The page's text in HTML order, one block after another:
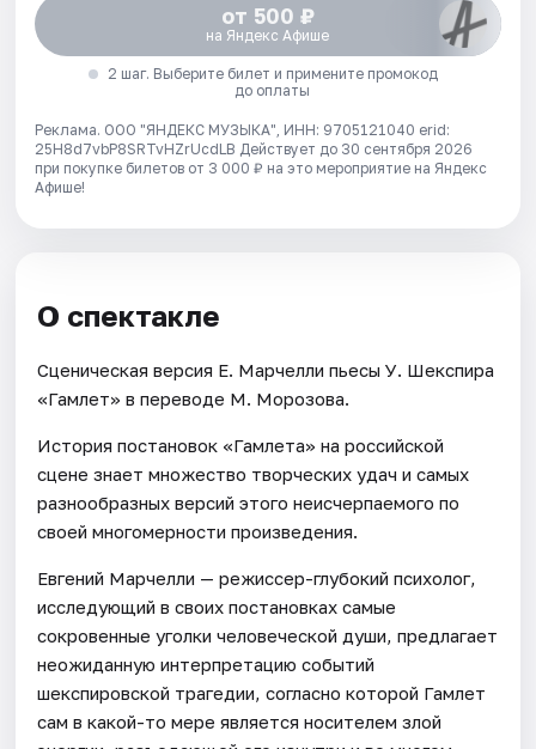
от 500 ₽
на Яндекс Афише
2 шаг. Выберите билет и примените промокод
до оплаты
Реклама. ООО "ЯНДЕКС МУЗЫКА", ИНН: 9705121040 erid:
25H8d7vbP8SRTvHZrUcdLB Действует до 30 сентября 2026
при покупке билетов от 3 000 ₽ на это мероприятие на Яндекс
Афише!
О спектакле
Сценическая версия Е. Марчелли пьесы У. Шекспира
«Гамлет» в переводе М. Морозова.
История постановок «Гамлета» на российской
сцене знает множество творческих удач и самых
разнообразных версий этого неисчерпаемого по
своей многомерности произведения.
Евгений Марчелли — режиссер-глубокий психолог,
исследующий в своих постановках самые
сокровенные уголки человеческой души, предлагает
неожиданную интерпретацию событий
шекспировской трагедии, согласно которой Гамлет
сам в какой-то мере является носителем злой